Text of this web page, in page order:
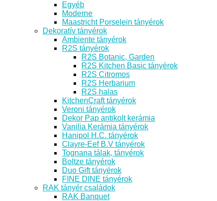
Egyéb
Moderne
Maastricht Porselein tányérok
Dekoratív tányérok
Ambiente tányérok
R2S tányérok
R2S Botanic, Garden
R2S Kitchen Basic tányérok
R2S Citromos
R2S Herbarium
R2S halas
KitchenCraft tányérok
Veroni tányérok
Dekor Pap antikolt kerámia
Vanilia Kerámia tányérok
Hanipol H.C. tányérok
Clayre-Eef B.V tányérok
Tognana tálak, tányérok
Boltze tányérok
Duo Gift tányérok
FINE DINE tányérok
RAK tányér családok
RAK Banquet